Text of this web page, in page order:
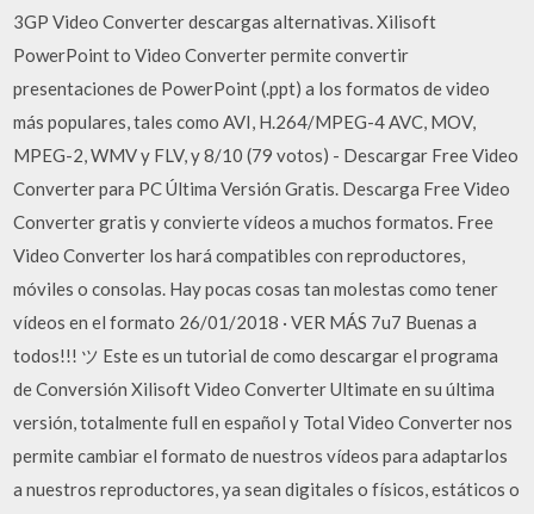
3GP Video Converter descargas alternativas. Xilisoft
PowerPoint to Video Converter permite convertir
presentaciones de PowerPoint (.ppt) a los formatos de video
más populares, tales como AVI, H.264/MPEG-4 AVC, MOV,
MPEG-2, WMV y FLV, y 8/10 (79 votos) - Descargar Free Video
Converter para PC Última Versión Gratis. Descarga Free Video
Converter gratis y convierte vídeos a muchos formatos. Free
Video Converter los hará compatibles con reproductores,
móviles o consolas. Hay pocas cosas tan molestas como tener
vídeos en el formato 26/01/2018 · VER MÁS 7u7 Buenas a
todos!!! ツ Este es un tutorial de como descargar el programa
de Conversión Xilisoft Video Converter Ultimate en su última
versión, totalmente full en español y Total Video Converter nos
permite cambiar el formato de nuestros vídeos para adaptarlos
a nuestros reproductores, ya sean digitales o físicos, estáticos o